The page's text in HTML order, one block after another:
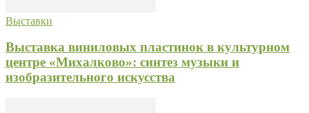
Выставки
Выставка виниловых пластинок в культурном
центре «Михалково»: синтез музыки и
изобразительного искусства